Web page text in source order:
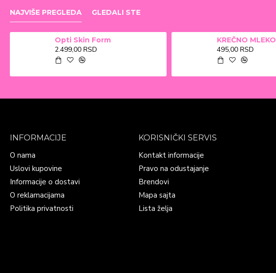
NAJVIŠE PREGLEDA GLEDALI STE
Opti Skin Form
2.499,00 RSD
KREČNO MLEKO
495,00 RSD
INFORMACIJE
O nama
Uslovi kupovine
Informacije o dostavi
O reklamacijama
Politika privatnosti
KORISNIČKI SERVIS
Kontakt informacije
Pravo na odustajanje
Brendovi
Mapa sajta
Lista želja